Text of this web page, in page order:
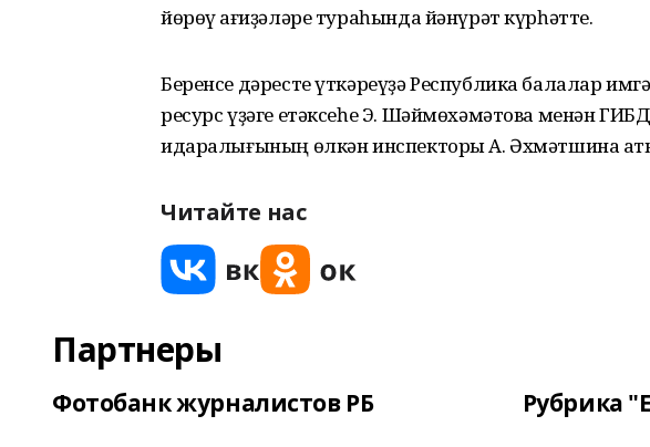
йөрөү ҡағиҙәләре тураһында йәнүрәт күрһәтте.
Беренсе дәресте үткәреүҙә Республика балалар
ресурс үҙәге етәксеһе Э. Шәймөхәмәтова менән
идаралығының өлкән инспекторы А. Әхмәтшина
Читайте нас
Партнеры
Фотобанк журналистов РБ Рубрика